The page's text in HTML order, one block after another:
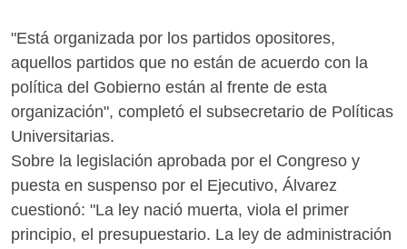
"Está organizada por los partidos opositores,
aquellos partidos que no están de acuerdo con la
política del Gobierno están al frente de esta
organización", completó el subsecretario de Políticas
Universitarias.
Sobre la legislación aprobada por el Congreso y
puesta en suspenso por el Ejecutivo, Álvarez
cuestionó: "La ley nació muerta, viola el primer
principio, el presupuestario. La ley de administración